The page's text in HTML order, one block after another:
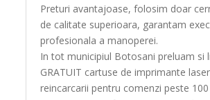
Preturi avantajoase, folosim doar
de calitate superioara, garantam
profesionala a manoperei.
In tot municipiul Botosani preluam si
GRATUIT cartuse de imprimante
reincarcarii pentru comenzi peste 100